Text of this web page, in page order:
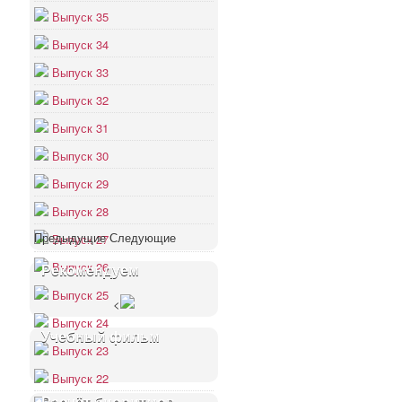
Выпуск 35
Выпуск 34
Выпуск 33
Выпуск 32
Выпуск 31
Выпуск 30
Выпуск 29
Выпуск 28
Выпуск 27
Выпуск 26
Выпуск 25
Выпуск 24
Выпуск 23
Выпуск 22
Предыдущие Следующие
Рекомендуем
<
Учебный фильм